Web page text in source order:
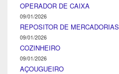
OPERADOR DE CAIXA
09/01/2026
REPOSITOR DE MERCADORIAS
09/01/2026
COZINHEIRO
09/01/2026
AÇOUGUEIRO